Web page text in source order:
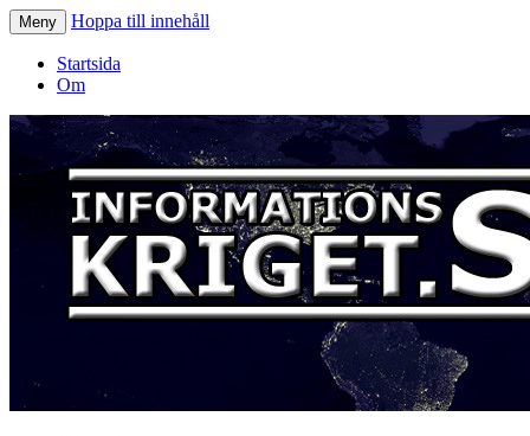
Informationskriget.se
Meny Hoppa till innehåll
Startsida
Om